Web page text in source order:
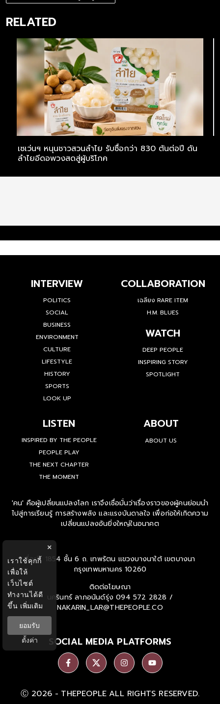
RELATED
เซเว่นฯ หนุนชาวสวนลำไย รับซื้อกว่า 830 ตันต่อปี ดัน
ลำไยอีดอพวงสดสู่ผู้บริโภค
INTERVIEW
POLITICS
SOCIAL
BUSINESS
ENVIRONMENT
CULTURE
LIFESTYLE
HISTORY
SPORTS
LOOK UP
COLLABORATION
เฉลียง RARE ITEM
H.M. BLUES
WATCH
DEEP PEOPLE
INSPIRING STORY
SPOTLIGHT
LISTEN
INSPIRED BY THE PEOPLE
PEOPLE PLAY
THE NEXT CHAPTER
THE MOMENT
ABOUT
ABOUT US
'คน' คือผู้เปลี่ยนแปลงโลก เราจึงเชื่อมั่นว่าเรื่องราวของผู้คนย่อมนำ
ไปสู่การเรียนรู้ การสร้างพลัง และแรงบันดาลใจ เพื่อก่อให้เกิดความ
เปลี่ยนแปลงอันยิ่งใหญ่ในอนาคต
ที่อยู่ : 1854 ชั้น 6 ถ. เทพรัตน แขวงบางนาใต้ เขตบางนา
กรุงเทพมหานคร 10260
ติดต่อโฆษณา
นครินทร์ ลาภอนันด์รุ่ง 094 572 2828 /
NAKARIN_LAR@THEPEOPLE.CO
SOCIAL MEDIA PLATFORMS
Ⓒ 2026 - THEPEOPLE ALL RIGHTS RESERVED.
×
เราใช้คุกกี้
เพื่อให้
เว็บไซต์
ทำงานได้ดี
ขึ้น เพิ่มเติม
ยอมรับ
ตั้งค่า